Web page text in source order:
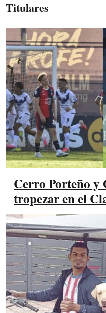
Titulares
Cerro Porteño y
tropezar en el